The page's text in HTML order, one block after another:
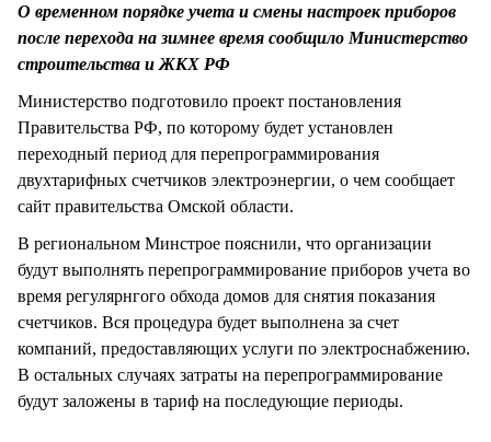
О временном порядке учета и смены настроек приборов
после перехода на зимнее время сообщило Министерство
строительства и ЖКХ РФ
Министерство подготовило проект постановления
Правительства РФ, по которому будет установлен
переходный период для перепрограммирования
двухтарифных счетчиков электроэнергии, о чем сообщает
сайт правительства Омской области.
В региональном Минстрое пояснили, что организации
будут выполнять перепрограммирование приборов учета во
время регулярнгого обхода домов для снятия показания
счетчиков. Вся процедура будет выполнена за счет
компаний, предоставляющих услуги по электроснабжению.
В остальных случаях затраты на перепрограммирование
будут заложены в тариф на последующие периоды.